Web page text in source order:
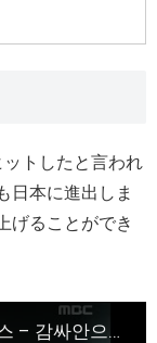
トしたと言われ
日本に進出しま
げることができ
S.E.S – Show me your love, 에스이에스 – 감싸안으며, Music Camp 20010217